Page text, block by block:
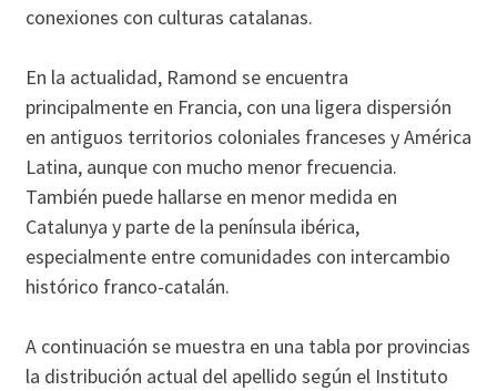
conexiones con culturas catalanas.
En la actualidad, Ramond se encuentra
principalmente en Francia, con una ligera dispersión
en antiguos territorios coloniales franceses y América
Latina, aunque con mucho menor frecuencia.
También puede hallarse en menor medida en
Catalunya y parte de la península ibérica,
especialmente entre comunidades con intercambio
histórico franco-catalán.
A continuación se muestra en una tabla por provincias
la distribución actual del apellido según el Instituto